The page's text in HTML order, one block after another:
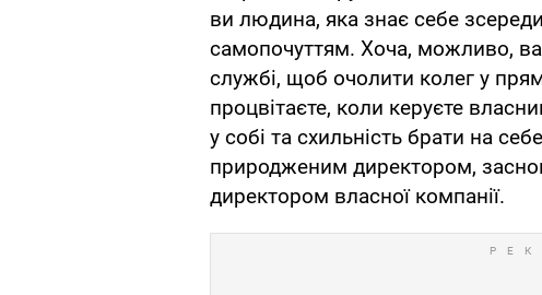
ви людина, яка знає себе
самопочуттям. Хоча, можливо,
службі, щоб очолити колег у
процвітаєте, коли керуєте
у собі та схильність брати на
природженим директором,
директором власної компанії.